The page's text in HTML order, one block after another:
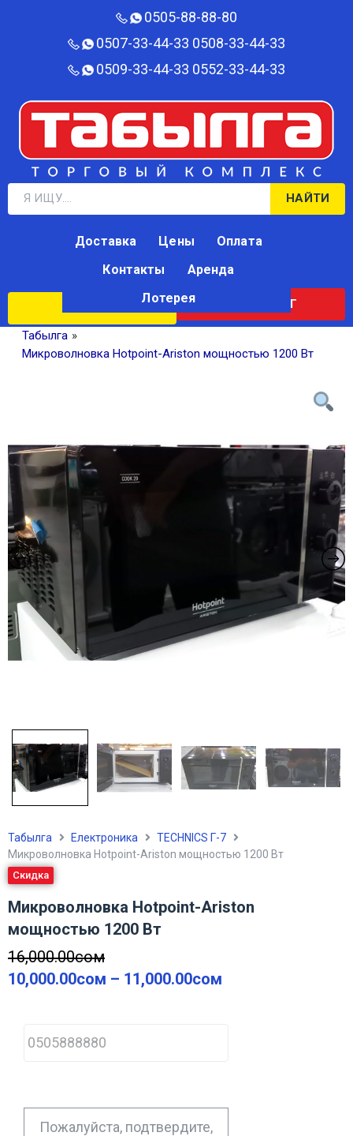
0505-88-88-80‬
0507-33-44-33 0508-33-44-33
0509-33-44-33 0552-33-44-33
НАЙТИ
КАТАЛОГ
Доставка Цены
Оплата
Контакты
Аренда
Лотерея
Табылга »
Микроволновка Hotpoint-Ariston мощностью 1200 Вт
Табылга Електроника
TECHNICS Г-7
Микроволновка Hotpoint-Ariston мощностью 1200 Вт
Скидка
Микроволновка Hotpoint-Ariston
мощностью 1200 Вт
16,000.00сом
10,000.00сом – 11,000.00сом
h
o
*
Пожалуйста, подтвердите,